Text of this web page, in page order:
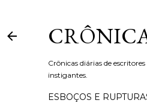
Crônicas diárias de
instigantes.
ESBOÇOS E